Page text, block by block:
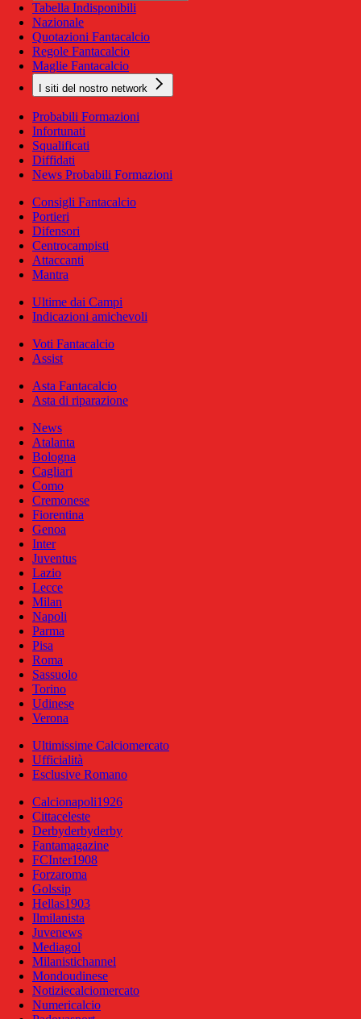
Tabella Indisponibili
Nazionale
Quotazioni Fantacalcio
Regole Fantacalcio
Maglie Fantacalcio
I siti del nostro network
Probabili Formazioni
Infortunati
Squalificati
Diffidati
News Probabili Formazioni
Consigli Fantacalcio
Portieri
Difensori
Centrocampisti
Attaccanti
Mantra
Ultime dai Campi
Indicazioni amichevoli
Voti Fantacalcio
Assist
Asta Fantacalcio
Asta di riparazione
News
Atalanta
Bologna
Cagliari
Como
Cremonese
Fiorentina
Genoa
Inter
Juventus
Lazio
Lecce
Milan
Napoli
Parma
Pisa
Roma
Sassuolo
Torino
Udinese
Verona
Ultimissime Calciomercato
Ufficialità
Esclusive Romano
Calcionapoli1926
Cittaceleste
Derbyderbyderby
Fantamagazine
FCInter1908
Forzaroma
Golssip
Hellas1903
Ilmilanista
Juvenews
Mediagol
Milanistichannel
Mondoudinese
Notiziecalciomercato
Numericalcio